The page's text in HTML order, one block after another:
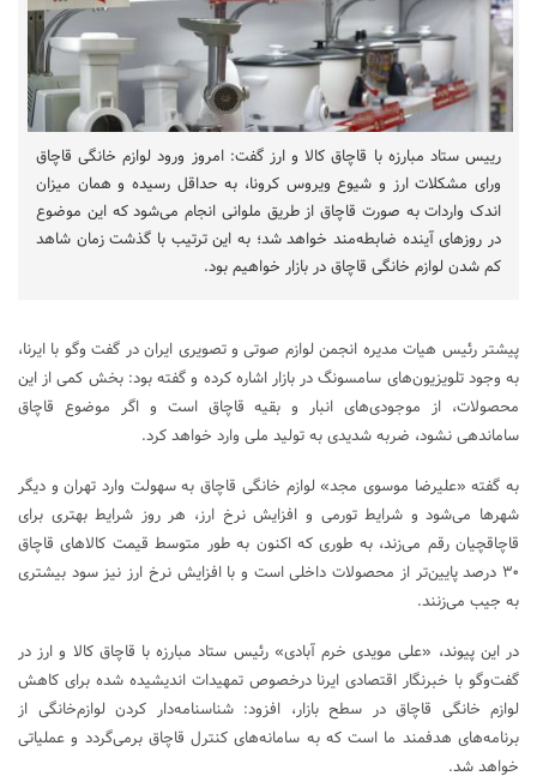
رییس ستاد مبارزه با قاچاق کالا و ارز گفت: امروز ورود لوازم خانگی قاچاق
ورای مشکلات ارز و شیوع ویروس کرونا، به حداقل رسیده و همان میزان
اندک واردات به صورت قاچاق از طریق ملوانی انجام می‌شود که این موضوع
در روزهای آینده ضابطه‌مند خواهد شد؛ به این ترتیب با گذشت زمان شاهد
کم شدن لوازم خانگی قاچاق در بازار خواهیم بود.
پیشتر رئیس هیات مدیره انجمن لوازم صوتی و تصویری ایران در گفت وگو با ایرنا،
به وجود تلویزیون‌های سامسونگ در بازار اشاره کرده و گفته بود: بخش کمی از این
محصولات، از موجودی‌های انبار و بقیه قاچاق است و اگر موضوع قاچاق
ساماندهی نشود، ضربه شدیدی به تولید ملی وارد خواهد کرد.
به گفته «علیرضا موسوی مجد» لوازم خانگی قاچاق به سهولت وارد تهران و دیگر
شهرها می‌شود و شرایط تورمی و افزایش نرخ ارز، هر روز شرایط بهتری برای
قاچاقچیان رقم می‌زند، به طوری که اکنون به طور متوسط قیمت کالاهای قاچاق
۳۰ درصد پایین‌تر از محصولات داخلی است و با افزایش نرخ ارز نیز سود بیشتری
به جیب می‌زنند.
در این پیوند، «علی مویدی خرم آبادی» رئیس ستاد مبارزه با قاچاق کالا و ارز در
گفت‌وگو با خبرنگار اقتصادی ایرنا درخصوص تمهیدات اندیشیده شده برای کاهش
لوازم خانگی قاچاق در سطح بازار، افزود: شناسنامه‌دار کردن لوازم‌خانگی از
برنامه‌های هدفمند ما است که به سامانه‌های کنترل قاچاق برمی‌گردد و عملیاتی
خواهد شد.